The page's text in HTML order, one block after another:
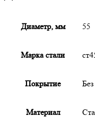
Диаметр, мм 55
Марка стали
Покрытие
Материал